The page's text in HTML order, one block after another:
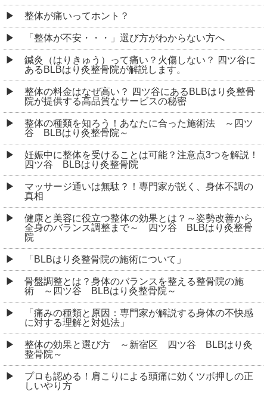
院
「BLBはり灸整骨院の施術について」
骨盤調整とは？身体のバランスを整える整骨院の施
術 ～四ツ谷 BLBはり灸整骨院～
「痛みの種類と原因：専門家が解説する身体の不快感
に対する理解と対処法」
整体の効果と選び方 ～新宿区 四ツ谷 BLBはり灸
整骨院～
プロも認める！肩こりによる頭痛に効くツボ押しの正
しいやり方
ばね指の原因、親指の普通の使い方が実は健康に大き
なリスクを抱えている？
針治療を受けると起こる「好転反応」とは？
ジョギングで股関節に痛みが出る原因とは？考えられ
る理由と対処法を解説
BLBはり灸整骨院
東京都新宿区若葉１丁目１−１５ Y・Tビル 1F
交通:「四谷三丁目」駅 徒歩3分